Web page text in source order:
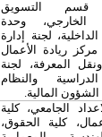
قسم التسويق
الخارجي، وحدة
لجنة إدارة
مركز ريادة الأعمال
ونقل المعرفة، لجنة
والنظام
المالية.
الجامعي، كلية
كلية الحقوق،